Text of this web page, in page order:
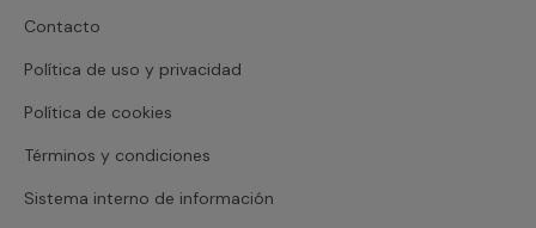
Contacto
Política de uso y privacidad
Política de cookies
Términos y condiciones
Sistema interno de información